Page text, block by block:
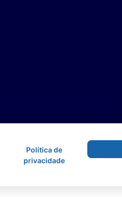
Política de
privacidade